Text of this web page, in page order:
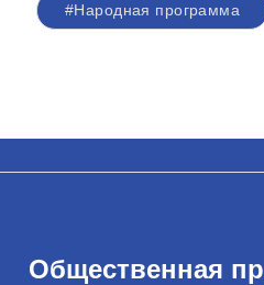
#Народная программа
Общественная